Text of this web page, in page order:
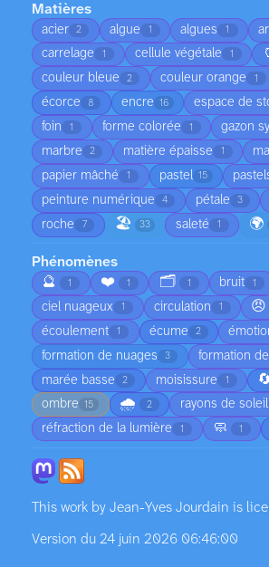
Matières
acier 2 algue 1 algues 1
carrelage 1 cellule végétale 1
couleur bleue 2 couleur orange 1
écorce 8 encre 16 espace de
foin 1 forme colorée 1 gazon
marbre 2 matière épaisse 1
papier mâché 1 pastel 15
peinture numérique 4 pétale 3
roche 7 🏖️ 33 saleté 1 🌍
Phénomènes
🔮
1 ❤️ 1 🗂️ 1 bruit 1
ciel nuageux 1 circulation 1 😠
écoulement 1 écume 2
formation de nuages 3 formation
marée basse 2 moisissure 1
ombre 15 🌧️ 2 rayons de soleil
réfraction de la lumière 1 🧼 1
This work by Jean-Yves Jourdain is
Version du 24 juin 2026 06:46:00